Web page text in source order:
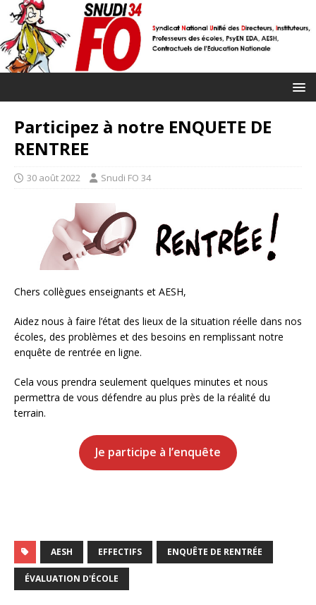
Participez à notre ENQUETE DE
RENTREE
30 août 2022 Snudi FO 34
Chers collègues enseignants et AESH,
Aidez nous à faire l’état des lieux de la situation réelle dans nos
écoles, des problèmes et des besoins en remplissant notre
enquête de rentrée en ligne.
Cela vous prendra seulement quelques minutes et nous
permettra de vous défendre au plus près de la réalité du
terrain.
Je participe à l’enquête
AESH EFFECTIFS ENQUÊTE DE RENTRÉE
ÉVALUATION D'ÉCOLE